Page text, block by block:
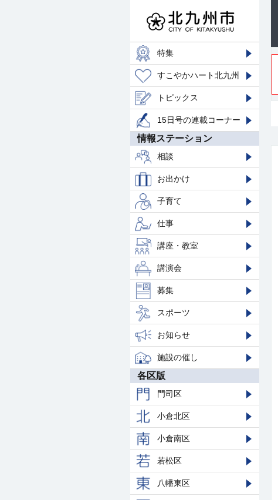
特集
すこやかハート北九州
トピックス
15日号の連載コーナー
情報ステーション
相談
お出かけ
子育て
仕事
講座・教室
講演会
募集
スポーツ
お知らせ
施設の催し
各区版
門司区
小倉北区
小倉南区
若松区
八幡東区